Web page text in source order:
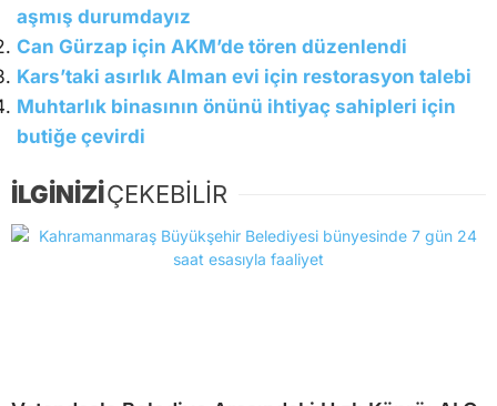
aşmış durumdayız
Can Gürzap için AKM’de tören düzenlendi
Kars’taki asırlık Alman evi için restorasyon talebi
Muhtarlık binasının önünü ihtiyaç sahipleri için
butiğe çevirdi
İLGİNİZİÇEKEBİLİR